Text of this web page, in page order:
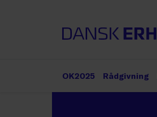
OK2025 Rådgivning